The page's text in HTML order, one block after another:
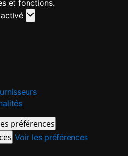
et fonctions.
préférences
Voir les préférences